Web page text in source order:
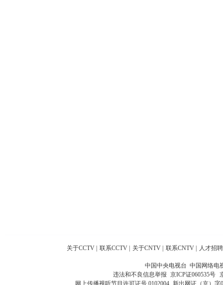
关于CCTV 联系CCTV 关于CNTV 联系CNTV 人才招聘
中国中央电视台 中国网络电
违法和不良信息举报 京ICP证060535号
网上传播视听节目许可证号 0102004 新出网证（京）